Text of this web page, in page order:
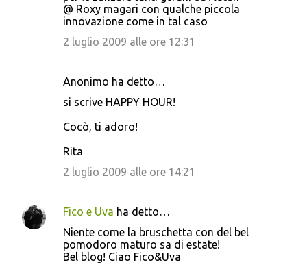
@ Roxy magari con qualche piccola
innovazione come in tal caso
2 luglio 2009 alle ore 12:31
Anonimo ha detto…
si scrive HAPPY HOUR!
Cocò, ti adoro!
Rita
2 luglio 2009 alle ore 14:21
Fico e Uva ha detto…
Niente come la bruschetta con del bel
pomodoro maturo sa di estate!
Bel blog! Ciao Fico&Uva